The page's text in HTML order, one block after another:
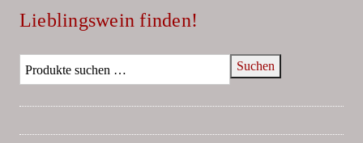
Lieblingswein finden!
Suchen